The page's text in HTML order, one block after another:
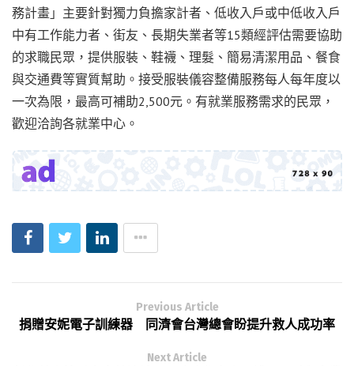
務計畫」主要針對獨力負擔家計者、低收入戶或中低收入戶
中有工作能力者、街友、長期失業者等15類經評估需要協助
的求職民眾，提供服裝、鞋襪、理髮、簡易清潔用品、餐食
與交通費等實質幫助。接受服裝儀容整備服務每人每年度以
一次為限，最高可補助2,500元。有就業服務需求的民眾，
歡迎洽詢各就業中心。
Previous Article
捐贈安妮電子訓練器 同濟會台灣總會盼提升救人成功率
Next Article